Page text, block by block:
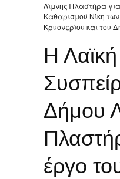
Λίμνης Πλαστήρα
Καθαρισμού Νίκη
Κρυονερίου και του
Η Λαϊκή
Δήμου
έργο